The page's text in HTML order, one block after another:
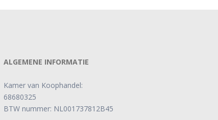
ALGEMENE INFORMATIE
Kamer van Koophandel:
68680325
BTW nummer: NL001737812B45